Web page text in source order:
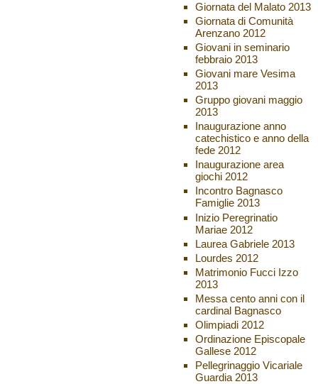
Giornata del Malato 2013
Giornata di Comunità
Arenzano 2012
Giovani in seminario
febbraio 2013
Giovani mare Vesima
2013
Gruppo giovani maggio
2013
Inaugurazione anno
catechistico e anno della
fede 2012
Inaugurazione area
giochi 2012
Incontro Bagnasco
Famiglie 2013
Inizio Peregrinatio
Mariae 2012
Laurea Gabriele 2013
Lourdes 2012
Matrimonio Fucci Izzo
2013
Messa cento anni con il
cardinal Bagnasco
Olimpiadi 2012
Ordinazione Episcopale
Gallese 2012
Pellegrinaggio Vicariale
Guardia 2013